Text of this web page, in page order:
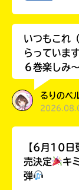
いつもこれ
らっていま
６巻楽しみ
るりのベ
【6月10日
売決定
キ
弾